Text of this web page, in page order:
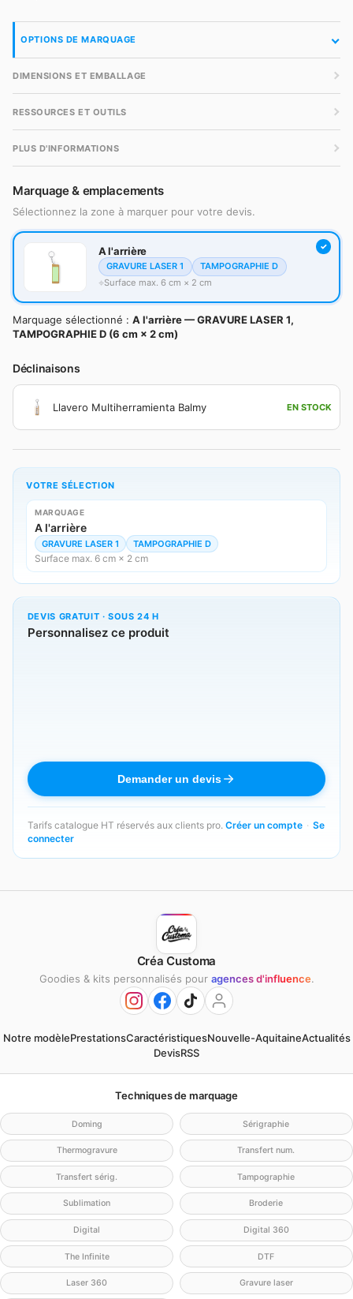
OPTIONS DE MARQUAGE
DIMENSIONS ET EMBALLAGE
RESSOURCES ET OUTILS
PLUS D'INFORMATIONS
Marquage & emplacements
Sélectionnez la zone à marquer pour votre devis.
A l'arrière
GRAVURE LASER 1
TAMPOGRAPHIE D
Surface max. 6 cm × 2 cm
Marquage sélectionné : A l'arrière — GRAVURE LASER 1,
TAMPOGRAPHIE D (6 cm × 2 cm)
Déclinaisons
Llavero Multiherramienta Balmy EN STOCK
VOTRE SÉLECTION
MARQUAGE
A l'arrière
GRAVURE LASER 1 TAMPOGRAPHIE D
Surface max. 6 cm × 2 cm
DEVIS GRATUIT · SOUS 24 H
Personnalisez ce produit
Demander un devis
Tarifs catalogue HT réservés aux clients pro. Créer un compte · Se
connecter
Créa Customa
Goodies & kits personnalisés pour agences d'influence.
Notre modèlePrestationsCaractéristiquesNouvelle-AquitaineActualités
DevisRSS
Techniques de marquage
Doming Sérigraphie
Thermogravure Transfert num.
Transfert sérig. Tampographie
Sublimation Broderie
Digital Digital 360
The Infinite DTF
Laser 360 Gravure laser